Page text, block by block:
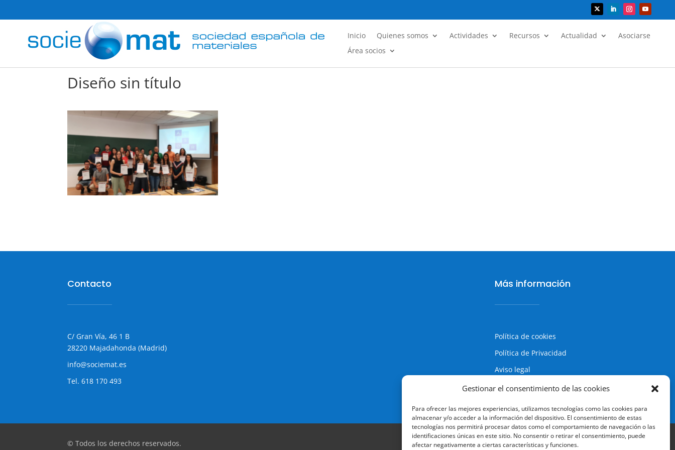
Gestionar el consentimiento de las cookies
Para ofrecer las mejores experiencias, utilizamos tecnologías como las cookies para
almacenar y/o acceder a la información del dispositivo. El consentimiento de estas
tecnologías nos permitirá procesar datos como el comportamiento de navegación o las
identificaciones únicas en este sitio. No consentir o retirar el consentimiento, puede
afectar negativamente a ciertas características y funciones.
Inicio Quienes somos Actividades Recursos Actualidad
Asociarse
Área socios
Diseño sin título
Contacto
C/ Gran Vía, 46 1 B
28220 Majadahonda (Madrid)
info@sociemat.es
Tel. 618 170 493
Más información
Política de cookies
Política de Privacidad
Aviso legal
Terminos y condiciones
© Todos los derechos reservados.